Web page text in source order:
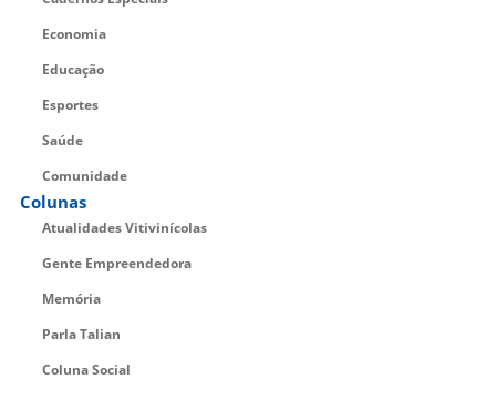
Economia
Educação
Esportes
Saúde
Comunidade
Colunas
Atualidades Vitivinícolas
Gente Empreendedora
Memória
Parla Talian
Coluna Social